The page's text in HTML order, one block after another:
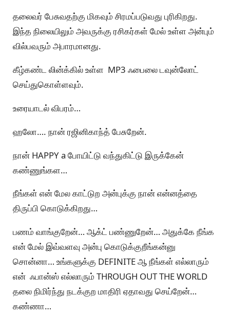
தலைவர் பேசுவதற்கு மிகவும் சிரமப்படுவது புரிகிறது.
இந்த நிலையிலும் அவருக்கு ரசிகர்கள் மேல் உள்ள அன்பும்
வில்பவரும் அபாரமானது.
கீழ்கண்ட லின்க்கில் உள்ள MP3 ஃபைலை டவுன்லோட்
செய்துகொள்ளவும்.
உரையாடல் விபரம்…
ஹலோ…. நான் ரஜினிகாந்த் பேசுறேன்.
நான் HAPPY a போயிட்டு வந்துகிட்டு இருக்கேன்
கண்ணுங்கள…
நீங்கள் என் மேல காட்டுற அன்புக்கு நான் என்னத்தை
திருப்பி கொடுக்கிறது…
பணம் வாங்குறேன்… ஆக்ட் பண்ணுறேன்… அதுக்கே நீங்க
என் மேல் இவ்வளவு அன்பு கொடுக்குறீங்கன்னு
சொன்னா… உங்களுக்கு DEFINITE ஆ நீங்கள் எல்லாரும்
என் ஃபான்ஸ் எல்லாரும் THROUGH OUT THE WORLD
தலை நிமிர்ந்து நடக்குற மாதிரி ஏதாவது செய்றேன்…
கண்ணா…